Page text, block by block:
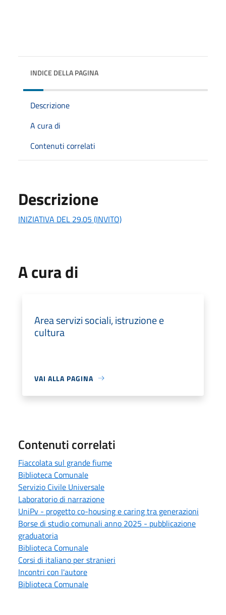
INDICE DELLA PAGINA
Descrizione
A cura di
Contenuti correlati
Descrizione
INIZIATIVA DEL 29.05 (INVITO)
A cura di
Area servizi sociali, istruzione e
cultura
VAI ALLA PAGINA
Contenuti correlati
Fiaccolata sul grande fiume
Biblioteca Comunale
Servizio Civile Universale
Laboratorio di narrazione
UniPv - progetto co-housing e caring tra generazioni
Borse di studio comunali anno 2025 - pubblicazione
graduatoria
Biblioteca Comunale
Corsi di italiano per stranieri
Incontri con l'autore
Biblioteca Comunale